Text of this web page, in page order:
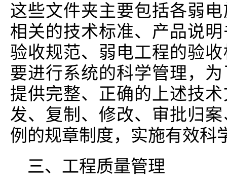
这些文件夹主要包括各弱
相关的技术标准、产品说
验收规范、弱电工程的验
要进行系统的科学管理，
提供完整、正确的上述技
发、复制、修改、审批归
例的规章制度，实施有效科
三、工程质量管理